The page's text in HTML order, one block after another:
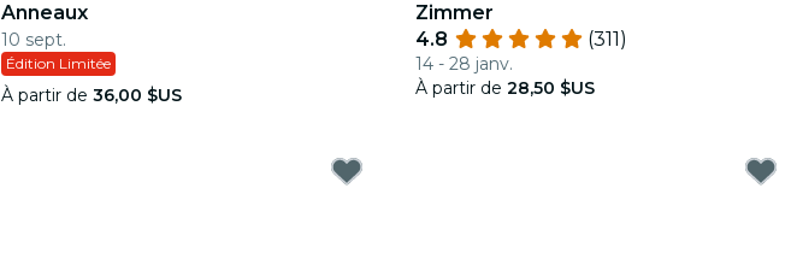
Anneaux
10 sept.
Édition Limitée
À partir de 36,00 $US
Zimmer
4.8
(311)
14 - 28 janv.
À partir de 28,50 $US